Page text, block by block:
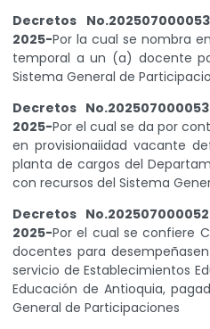
Decretos
2025-Por la cual se nombra
temporal a un (a) docente
Sistema General de
Decretos
2025-Por el cual se da por
en provisionaiidad vacante
planta de cargos del
con recursos del Sistema
Decretos
2025-Por el cual se confiere
docentes para
servicio de Establecimientos
Educación de Antioquia,
General de Participaciones